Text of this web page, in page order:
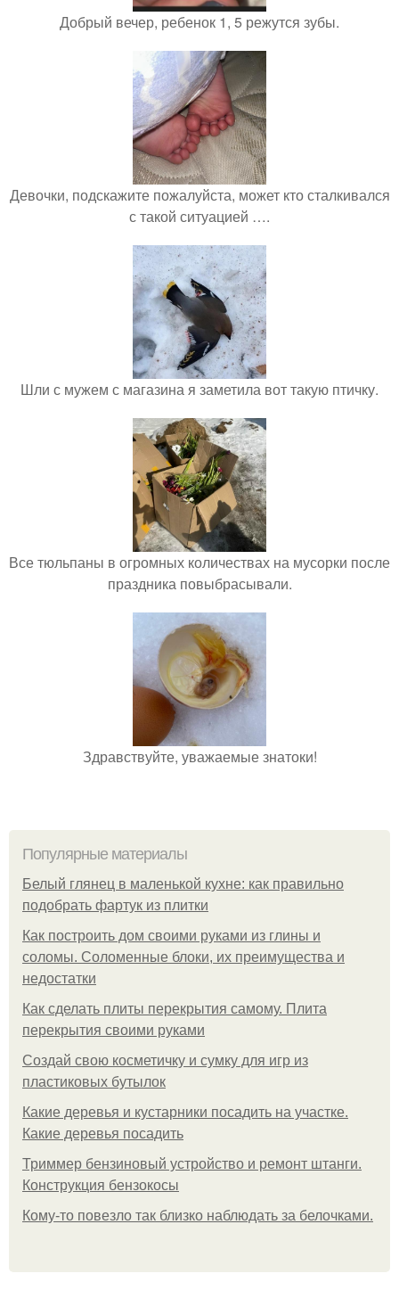
Добрый вечер, ребенок 1, 5 режутся зубы.
Девочки, подскажите пожалуйста, может кто сталкивался
с такой ситуацией ….
Шли с мужем с магазина я заметила вот такую птичку.
Все тюльпаны в огромных количествах на мусорки после
праздника повыбрасывали.
Здравствуйте, уважаемые знатоки!
Популярные материалы
Белый глянец в маленькой кухне: как правильно
подобрать фартук из плитки
Как построить дом своими руками из глины и
соломы. Соломенные блоки, их преимущества и
недостатки
Как сделать плиты перекрытия самому. Плита
перекрытия своими руками
Создай свою косметичку и сумку для игр из
пластиковых бутылок
Какие деревья и кустарники посадить на участке.
Какие деревья посадить
Триммер бензиновый устройство и ремонт штанги.
Конструкция бензокосы
Кому-то повезло так близко наблюдать за белочками.